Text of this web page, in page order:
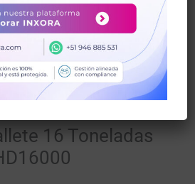
Caballete 16 Toneladas
16 Toneladas